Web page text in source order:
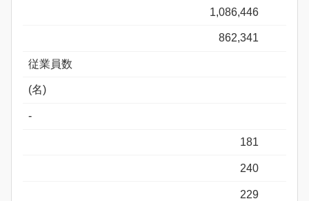
1,086,446
862,341
従業員数
(名)
-
181
240
229